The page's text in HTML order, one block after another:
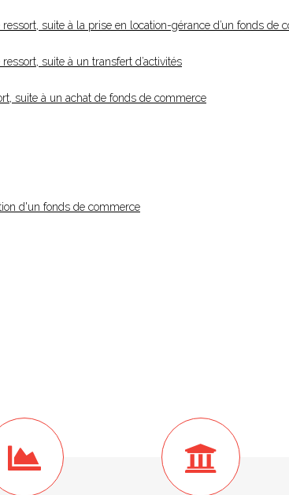
suite à la prise en location-gérance d’un fonds de
suite à un transfert d’activités
suite à un achat de fonds de commerce
d'un fonds de commerce